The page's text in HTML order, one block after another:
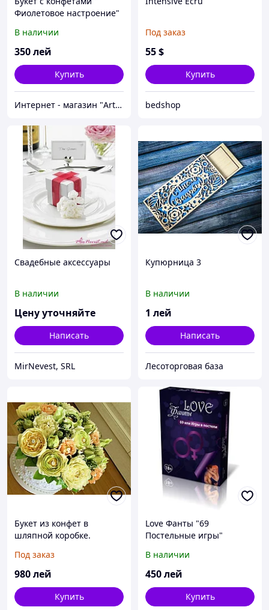
Фиолетовое настроение"
В наличии
350лей
Купить
Интернет - магазин "Artbuket "
Под заказ
55$
Купить
bedshop
Свадебные аксессуары
В наличии
Цену уточняйте
Написать
MirNevest, SRL
Купюрница 3
В наличии
1 лей
Написать
Лесоторговая база
Букет из конфет в
шляпной коробке.
Под заказ
980лей
Купить
Love Фанты "69
Постельные игры"
В наличии
450лей
Купить